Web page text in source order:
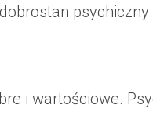
psychiczny
i wartościowe.